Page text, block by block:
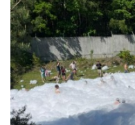
VÝCVIK JPO
ZÁSAHY
PREVENCE